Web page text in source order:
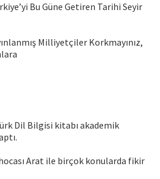
Bu Güne Getiren Tarihi Seyir
Milliyetçiler Korkmayınız,
Dil Bilgisi kitabı akademik
Arat ile birçok konularda fikir